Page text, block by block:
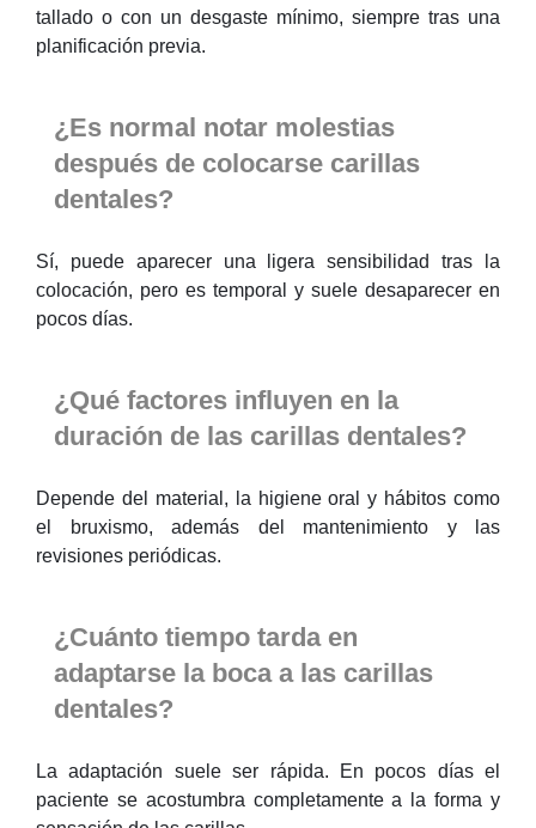
tallado o con un desgaste mínimo, siempre tras una
planificación previa.
¿Es normal notar molestias
después de colocarse carillas
dentales?
Sí, puede aparecer una ligera sensibilidad tras la
colocación, pero es temporal y suele desaparecer en
pocos días.
¿Qué factores influyen en la
duración de las carillas dentales?
Depende del material, la higiene oral y hábitos como
el bruxismo, además del mantenimiento y las
revisiones periódicas.
¿Cuánto tiempo tarda en
adaptarse la boca a las carillas
dentales?
La adaptación suele ser rápida. En pocos días el
paciente se acostumbra completamente a la forma y